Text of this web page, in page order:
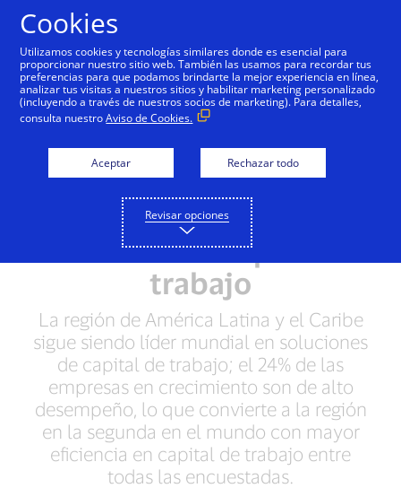
El Índice de Capital de
Trabajo de Visa de
empresas en
crecimiento revela
aumento de 300% en la
eficiencia de capital de
trabajo
La región de América Latina y el Caribe
sigue siendo líder mundial en soluciones
de capital de trabajo; el 24% de las
empresas en crecimiento son de alto
desempeño, lo que convierte a la región
en la segunda en el mundo con mayor
eficiencia en capital de trabajo entre
todas las encuestadas.
Cookies
Utilizamos cookies y tecnologías similares donde es esencial para
proporcionar nuestro sitio web. También las usamos para recordar tus
preferencias para que podamos brindarte la mejor experiencia en línea,
analizar tus visitas a nuestros sitios y habilitar marketing personalizado
(incluyendo a través de nuestros socios de marketing). Para detalles,
consulta nuestroAviso de Cookies.
Aceptar Rechazar todo
Revisar opciones